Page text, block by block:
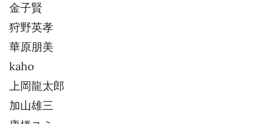
金子賢
狩野英孝
華原朋美
kaho
上岡龍太郎
加山雄三